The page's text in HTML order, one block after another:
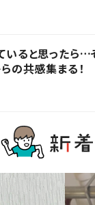
ると思ったら…
の共感集まる！